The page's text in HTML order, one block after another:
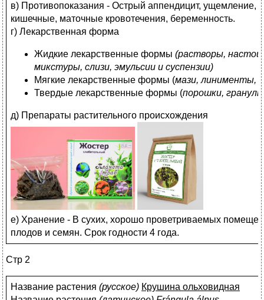
в) Противопоказания - Острый аппендицит, ущемление,
кишечные, маточные кровотечения, беременность.
г) Лекарственная форма
Жидкие лекарственные формы (растворы,
микстуры, слизи, эмульсии и суспензии)
Мягкие лекарственные формы (мази, линименты,
Твердые лекарственные формы (порошки,
д) Препараты растительного происхождения
е) Хранение - В сухих, хорошо проветриваемых
плодов и семян. Срок годности 4 года.
Стр 2
Название растения (русское) Крушина ольховидная